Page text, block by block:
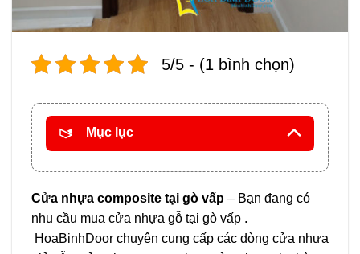
5/5 - (1 bình chọn)
Mục lục
Cửa nhựa composite tại gò vấp – Bạn đang có
nhu cầu mua cửa nhựa gỗ tại gò vấp .
HoaBinhDoor chuyên cung cấp các dòng cửa nhựa